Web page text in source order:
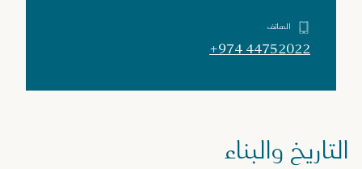
الهاتف
+974 44752022
التاريخ والبناء